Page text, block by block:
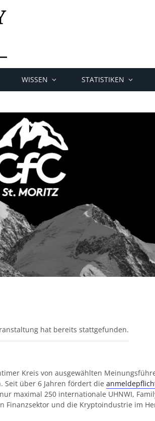
WISSEN STATISTIKEN
hat bereits stattgefunden.
Kreis von ausgewählten
Seit über 6 Jahren fördert die
maximal 250 internationale UHNWI,
und die Kryptoindustrie im